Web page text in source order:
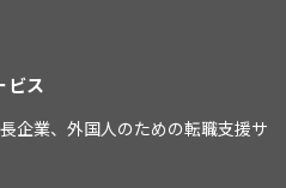
ビス
企業、外国人のための転職支援サ